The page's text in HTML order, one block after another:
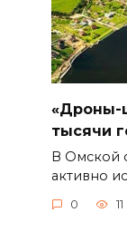
«Дроны-
тысячи
В Омской
активно
0 11